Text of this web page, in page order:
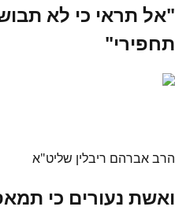
"אל תראי כי לא
תחפירי"
הרב אברהם ריבלין שליט"א
ואשת נעורים כי